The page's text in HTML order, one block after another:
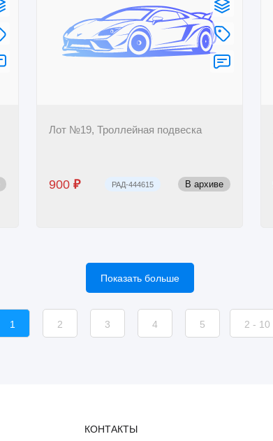
Лот №19, Троллейная подвеска
900 ₽ РАД-444615 В архиве
Показать больше
1 2 3 4 5 2 - 10
КОНТАКТЫ